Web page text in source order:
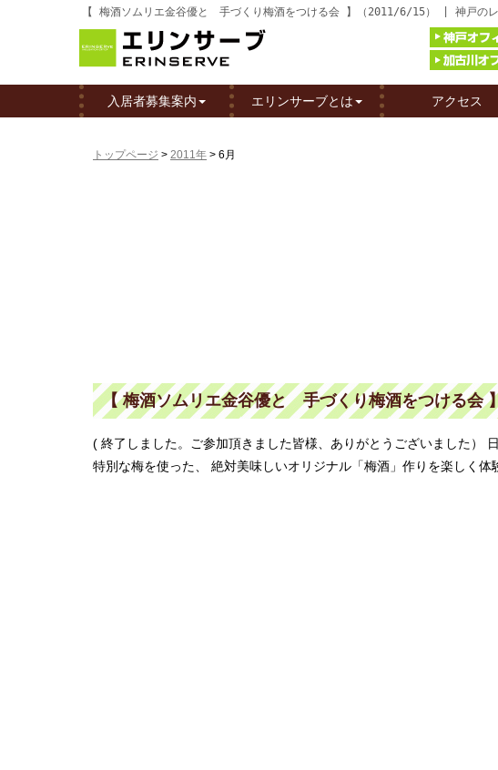
【 梅酒ソムリエ金谷優と 手づくり梅酒をつける会 】（2011/6/15） | 神戸のレ
入居者募集案内 エリンサーブとは アクセス
トップページ > 2011年 > 6月
【 梅酒ソムリエ金谷優と 手づくり梅酒をつける会
( 終了しました。ご参加頂きました皆様、ありがとうございました）
特別な梅を使った、 絶対美味しいオリジナル「梅酒」作りを楽しく